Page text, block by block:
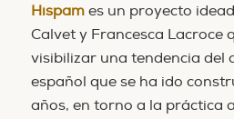
Hispames un proyecto
Calvet y Francesca Lacroce
visibilizar una tendencia del
español que se ha ido
años, en torno a la práctica